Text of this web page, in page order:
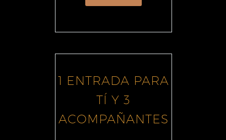
1 ENTRADA PARA
TÍ Y 3
ACOMPAÑANTES